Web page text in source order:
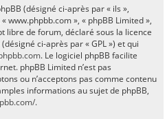
(désigné ci-après par « ils »,
www.phpbb.com », « phpBB Limited »,
libre de forum, déclaré sous la licence
(désigné ci-après par « GPL ») et qui
. Le logiciel phpBB facilite
phpBB Limited n’est pas
ou n’acceptons pas comme contenu
informations au sujet de phpBB,
.